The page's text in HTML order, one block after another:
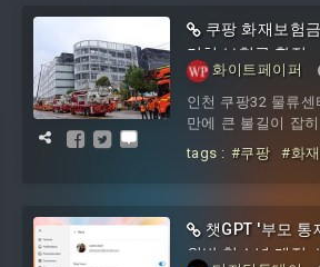
고, 이를 바탕으로
100대 과제를 추진
우선사업’ 구청별
안전, 환경 개선, 여
분야에서 일상과
업’을 발굴하
쿠팡 화재보험
거쳐 보험금 확정
화이트페이퍼
인천 쿠팡32 물류
만에 큰 불길이 잡
이 공동 보험에 참
부담에 관심이 쏠
화재가 발생한 경기
다 두 배 이상 커 시
tags : #쿠팡 #화
챗GPT '부모 통
위반 청소년 계정,